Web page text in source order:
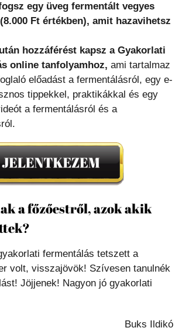
egy üveg fermentált vegyes
Ft értékben), amit hazavihetsz
hozzáférést kapsz a Gyakorlati
online tanfolyamhoz, ami tartalmaz
előadást a fermentálásról, egy e-
tippekkel, praktikákkal és egy
a fermentálásról és a
a főzőestről, azok akik
fermentálás tetszett a
volt, visszajövök! Szívesen tanulnék
Jöjjenek! Nagyon jó gyakorlati
Buks Ildikó